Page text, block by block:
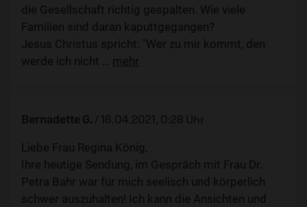
die Gesellschaft richtig gespalten. Wie viele
Familien sind daran kaputtgegangen?
Jesus Christus spricht: "Wer zu mir kommt, den
werde ich nicht
… mehr
Bernadette G. / 16.04.2021, 0:28 Uhr
Liebe Frau Regina König,
Ihre heutige Sendung, im Gespräch mit Frau Dr.
Petra Bahr war für mich seelisch und körperlich
schwer auszuhalten! Ich kann die Ansichten und